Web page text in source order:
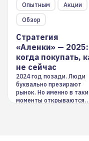
Опытным
Акции
Обзор
Стратегия
«Аленки» — 2025:
когда покупать,
не сейчас
2024 год позади. Люди
буквально презирают
рынок. Но именно в
моменты открываются